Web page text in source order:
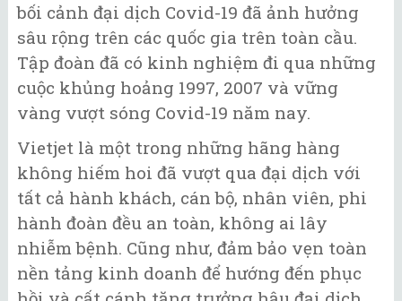
bối cảnh đại dịch Covid-19 đã ảnh hưởng
sâu rộng trên các quốc gia trên toàn cầu.
Tập đoàn đã có kinh nghiệm đi qua những
cuộc khủng hoảng 1997, 2007 và vững
vàng vượt sóng Covid-19 năm nay.
Vietjet là một trong những hãng hàng
không hiếm hoi đã vượt qua đại dịch với
tất cả hành khách, cán bộ, nhân viên, phi
hành đoàn đều an toàn, không ai lây
nhiễm bệnh. Cũng như, đảm bảo vẹn toàn
nền tảng kinh doanh để hướng đến phục